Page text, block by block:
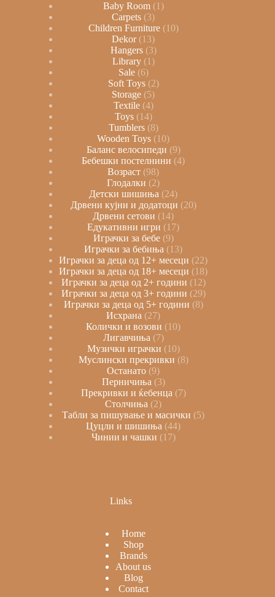
Baby Room 1
Carpets 3
Children Furniture 10
Dekor
13
Hangers 3
Library 1
Sale 6
Soft Toys 2
Storage 5
Textile 4
Toys 14
Tumblers 8
Wooden Toys
10
Баланс велосипеди 9
Бебешки постелнини 4
Возраст 98
Глодалки 2
Детски шишиња 24
Дрвени кујни и додатоци 20
Дрвени сетови
14
Едукативни игри
17
Играчки за бебе 9
Играчки за бебиња
13
Играчки за деца од 12+ месеци 22
Играчки за деца од 18+ месеци
18
Играчки за деца од 2+ години 12
Играчки за деца од 3+ години 29
Играчки за деца од 5+ години 8
Исхрана 27
Колички и возови
10
Лигавчиња 7
Музички играчки 10
Муслински прекривки 8
Останато 9
Перничиња 3
Прекривки и ќебенца 7
Столчиња 2
Табли за пишување и масички
5
Цуцли и шишиња 44
Чинии и чашки 17
Links
Home
Shop
Brands
About us
Blog
Contact